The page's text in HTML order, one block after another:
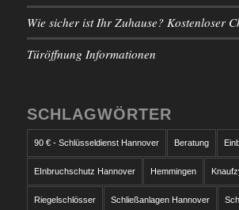
Wie sicher ist Ihr Zuhause? Kostenloser
Türöffnung Informationen
SCHLAGWÖRTER
90 € - Schlüsseldienst Hannover Beratung
EInbruchschutz Hannover Hemmingen
Riegelschlösser Schließanlagen Hannover